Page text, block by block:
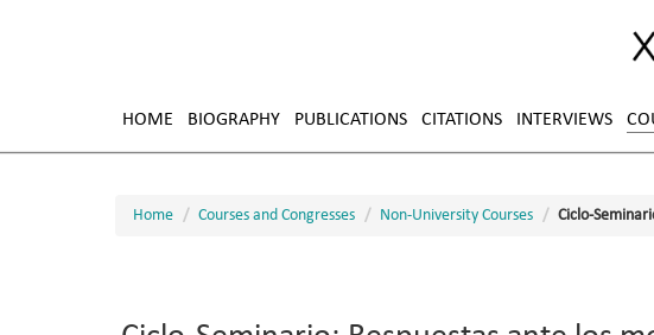
HOME BIOGRAPHY PUBLICATIONS CITATIONS INTERVIEWS
Home Courses and Congresses Non-University Courses Ciclo-